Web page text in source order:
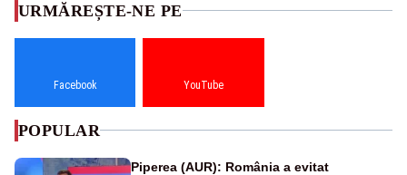
URMĂREȘTE-NE PE
Facebook YouTube
POPULAR
Piperea (AUR): România a evitat